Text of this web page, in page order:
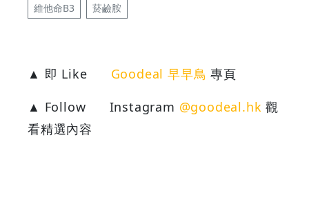
維他命B3
菸鹼胺
▲ 即 Like Goodeal 早早鳥 專頁
▲ Follow
Instagram @goodeal.hk 觀
看精選內容